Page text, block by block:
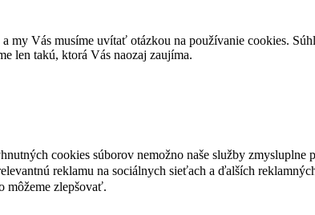
my Vás musíme uvítať otázkou na používanie cookies.
len takú, ktorá Vás naozaj zaujíma.
cookies súborov nemožno naše služby zmysluplne
reklamu na sociálnych sieťach a ďalších
môžeme zlepšovať.